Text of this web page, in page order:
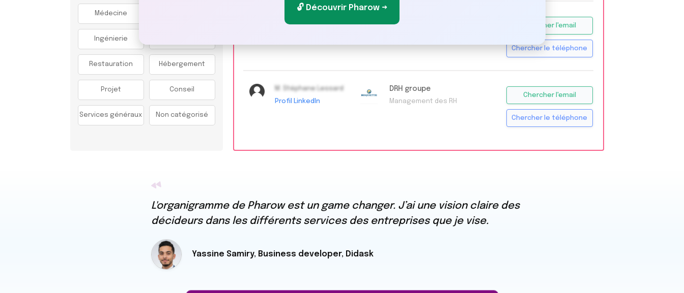
Médecine
Ingénierie
Restauration Hébergement
Projet Conseil
Services généraux Non catégorisé
M. Stéphane Lessard
VP Sales
Chercher l'email
Chercher le téléphone
M. Stéphane Lessard
Profil LinkedIn
DRH groupe
Management des RH
Chercher l'email
Chercher le téléphone
🔓 Découvrir Pharow →
L'organigramme de Pharow est un game changer. J’ai une vision claire des
décideurs dans les différents services des entreprises que je vise.
Yassine Samiry, Business developer, Didask